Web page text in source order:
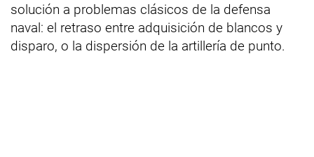
solución a problemas clásicos de la defensa
naval: el retraso entre adquisición de blancos y
disparo, o la dispersión de la artillería de punto.